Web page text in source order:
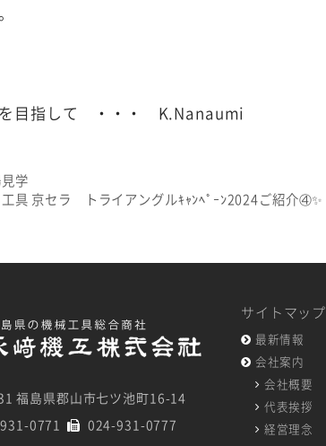
を目指して ・・・ K.Nanaumi
学
具 京セラ トライアングルｷｬﾝﾍﾟｰﾝ2024ご紹介④✨
福島県郡山市七ツ池町16-14
0771
024-931-0777
サイトマップ
最新情報
会社案内
会社概要
代表挨拶
経営理念